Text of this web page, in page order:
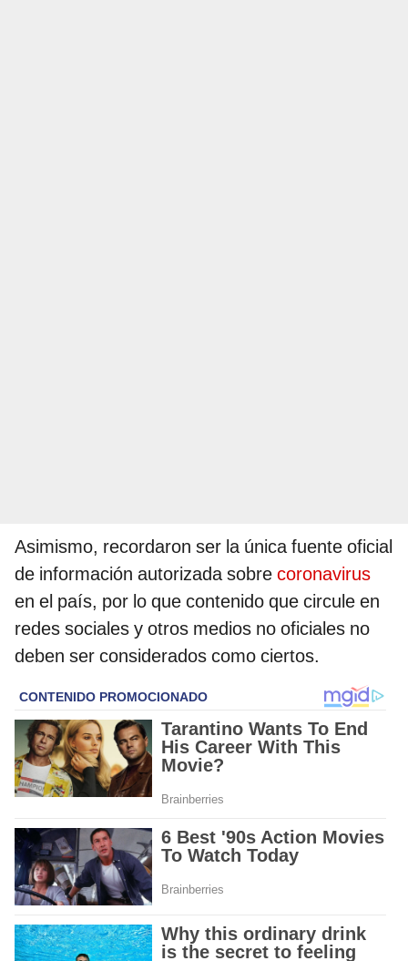
Asimismo, recordaron ser la única fuente oficial
de información autorizada sobre coronavirus
en el país, por lo que contenido que circule en
redes sociales y otros medios no oficiales no
deben ser considerados como ciertos.